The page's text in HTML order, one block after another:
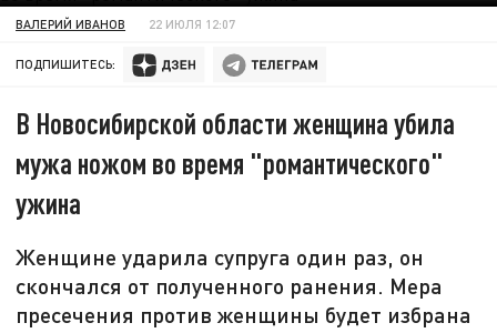
ВАЛЕРИЙ ИВАНОВ 22 ИЮЛЯ 12:07
ПОДПИШИТЕСЬ:
В Новосибирской области женщина убила
мужа ножом во время "романтического"
ужина
Женщине ударила супруга один раз, он
скончался от полученного ранения. Мера
пресечения против женщины будет избрана